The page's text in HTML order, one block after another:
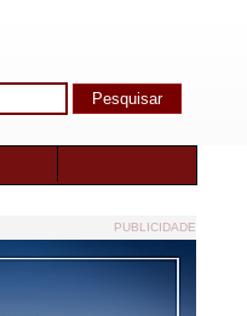
PUBLICIDADE